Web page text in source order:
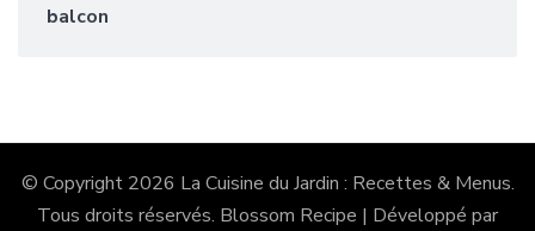
balcon
© Copyright 2026 La Cuisine du Jardin : Recettes & Menus.
Tous droits réservés. Blossom Recipe | Développé par